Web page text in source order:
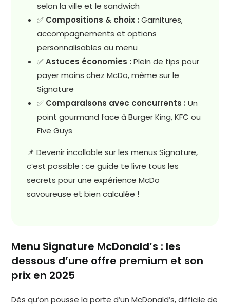
selon la ville et le sandwich
✅ Compositions & choix : Garnitures,
accompagnements et options
personnalisables au menu
✅Astuces économies : Plein de tips pour
payer moins chez McDo, même sur le
Signature
✅ Comparaisons avec concurrents : Un
point gourmand face à Burger King, KFC ou
Five Guys
📌 Devenir incollable sur les menus Signature,
c’est possible : ce guide te livre tous les
secrets pour une expérience McDo
savoureuse et bien calculée !
Menu Signature McDonald’s : les
dessous d’une offre premium et son
prix en 2025
Dès qu’on pousse la porte d’un McDonald’s, difficile de